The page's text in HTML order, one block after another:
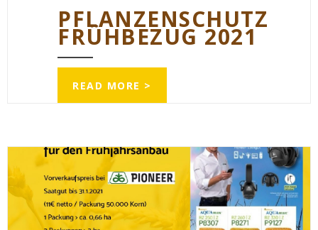
PFLANZENSCHUTZ
FRÜHBEZUG 2021
READ MORE >